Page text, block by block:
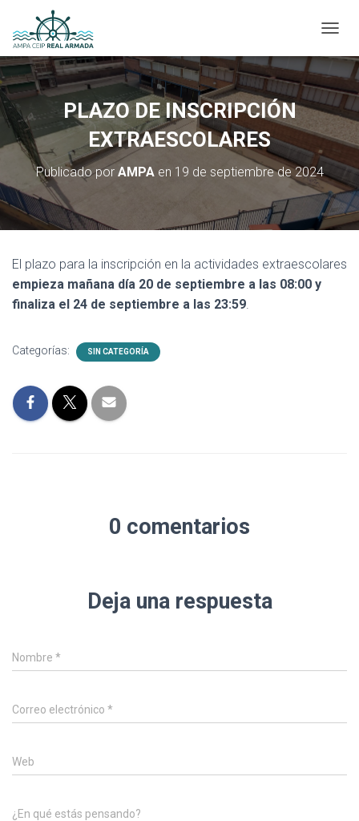
PLAZO DE INSCRIPCIÓN
EXTRAESCOLARES
Publicado por AMPAen 19 de septiembre de 2024
El plazo para la inscripción en la actividades extraescolares
empieza mañana día 20 de septiembre a las 08:00 y
finaliza el 24 de septiembre a las 23:59.
Categorías: SIN CATEGORÍA
0 comentarios
Deja una respuesta
Nombre *
Correo electrónico *
Web
¿En qué estás pensando?